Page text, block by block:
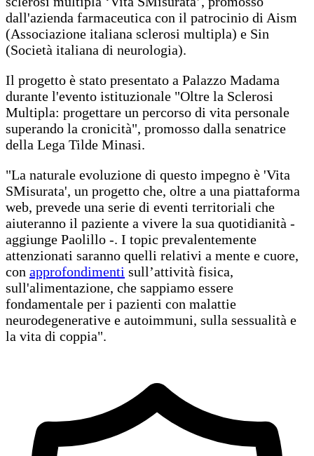
dall'azienda farmaceutica con il patrocinio di Aism
(Associazione italiana sclerosi multipla) e Sin
(Società italiana di neurologia).
Il progetto è stato presentato a Palazzo Madama
durante l'evento istituzionale "Oltre la Sclerosi
Multipla: progettare un percorso di vita personale
superando la cronicità", promosso dalla senatrice
della Lega Tilde Minasi.
"La naturale evoluzione di questo impegno è 'Vita
SMisurata', un progetto che, oltre a una piattaforma
web, prevede una serie di eventi territoriali che
aiuteranno il paziente a vivere la sua quotidianità -
aggiunge Paolillo -. I topic prevalentemente
attenzionati saranno quelli relativi a mente e cuore,
con approfondimenti sull’attività fisica,
sull'alimentazione, che sappiamo essere
fondamentale per i pazienti con malattie
neurodegenerative e autoimmuni, sulla sessualità e
la vita di coppia".